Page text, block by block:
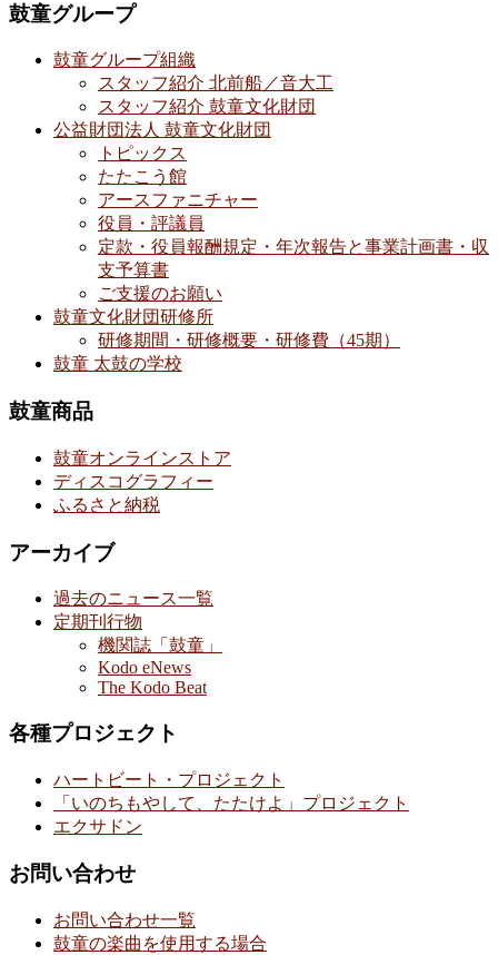
鼓童グループ
鼓童グループ組織
スタッフ紹介 北前船／音大工
スタッフ紹介 鼓童文化財団
公益財団法人 鼓童文化財団
トピックス
たたこう館
アースファニチャー
役員・評議員
定款・役員報酬規定・年次報告と事業計画書・収
支予算書
ご支援のお願い
鼓童文化財団研修所
研修期間・研修概要・研修費（45期）
鼓童 太鼓の学校
鼓童商品
鼓童オンラインストア
ディスコグラフィー
ふるさと納税
アーカイブ
過去のニュース一覧
定期刊行物
機関誌「鼓童」
Kodo eNews
The Kodo Beat
各種プロジェクト
ハートビート・プロジェクト
「いのちもやして、たたけよ」プロジェクト
エクサドン
お問い合わせ
お問い合わせ一覧
鼓童の楽曲を使用する場合